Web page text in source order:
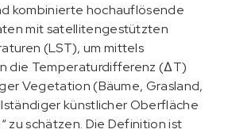
kombinierte hochauflösende
mit satellitengestützten
(LST), um mittels
die Temperaturdifferenz (∆T)
Vegetation (Bäume, Grasland,
künstlicher Oberfläche
zu schätzen. Die Definition ist